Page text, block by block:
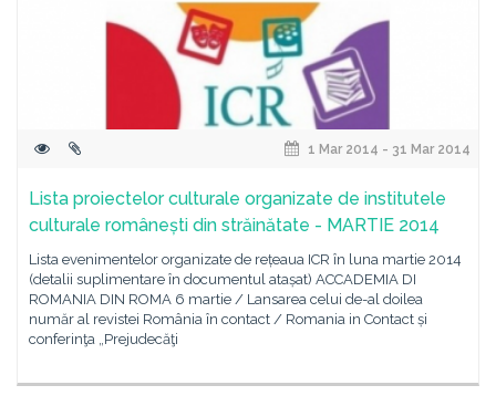
1 Mar 2014 - 31 Mar 2014
Lista proiectelor culturale organizate de institutele
culturale românești din străinătate - MARTIE 2014
Lista evenimentelor organizate de rețeaua ICR în luna martie 2014
(detalii suplimentare în documentul atașat) ACCADEMIA DI
ROMANIA DIN ROMA 6 martie / Lansarea celui de-al doilea
număr al revistei România în contact / Romania in Contact și
conferinţa „Prejudecăţi